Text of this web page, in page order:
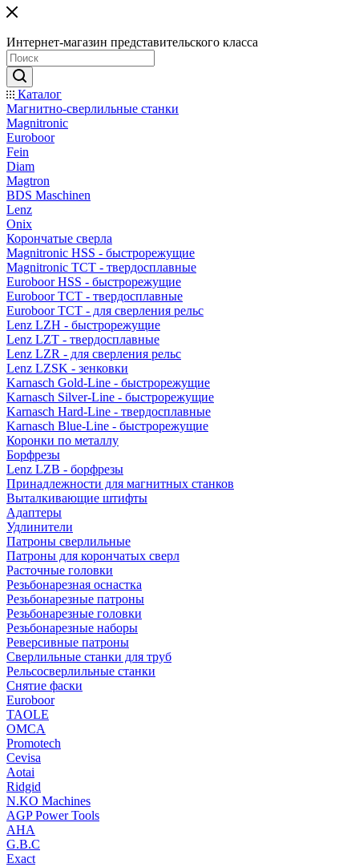
Интернет-магазин представительского класса
Каталог
Магнитно-сверлильные станки
Magnitronic
Euroboor
Fein
Diam
Magtron
BDS Maschinen
Lenz
Onix
Корончатые сверла
Magnitronic HSS - быстрорежущие
Magnitronic TCT - твердосплавные
Euroboor HSS - быстрорежущие
Euroboor TCT - твердосплавные
Euroboor TCT - для сверления рельс
Lenz LZH - быстрорежущие
Lenz LZT - твердосплавные
Lenz LZR - для сверления рельс
Lenz LZSK - зенковки
Karnasch Gold-Line - быстрорежущие
Karnasch Silver-Line - быстрорежущие
Karnasch Hard-Line - твердосплавные
Karnasch Blue-Line - быстрорежущие
Коронки по металлу
Борфрезы
Lenz LZB - борфрезы
Принадлежности для магнитных станков
Выталкивающие штифты
Адаптеры
Удлинители
Патроны сверлильные
Патроны для корончатых сверл
Расточные головки
Резьбонарезная оснастка
Резьбонарезные патроны
Резьбонарезные головки
Резьбонарезные наборы
Реверсивные патроны
Сверлильные станки для труб
Рельсосверлильные станки
Снятие фаски
Euroboor
TAOLE
OMCA
Promotech
Cevisa
Aotai
Ridgid
N.KO Machines
AGP Power Tools
AHA
G.B.C
Exact